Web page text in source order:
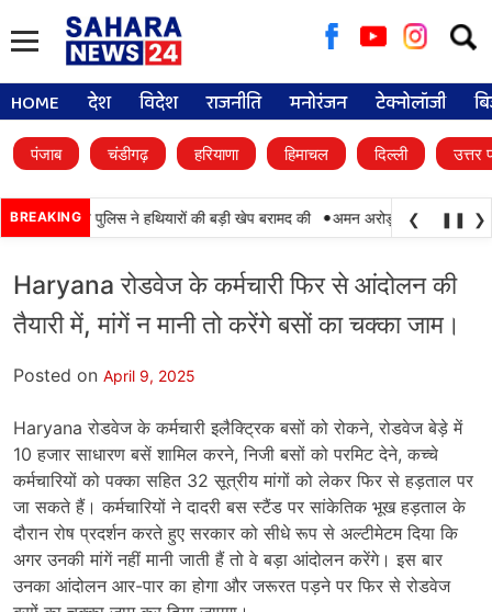
for:
HOME देश विदेश राजनीति मनोरंजन टेक्नोलॉजी
पंजाब चंडीगढ़ हरियाणा हिमाचल दिल्ली उत्तर
BREAKING
और पंजाब पुलिस ने हथियारों की बड़ी खेप बरामद की • अमन अरोड़ा ने शाहकोट हलके में
❮ ❚❚ ❯
Haryana रोडवेज के कर्मचारी फिर से आंदोलन की
तैयारी में, मांगें न मानी तो करेंगे बसों का चक्का जाम।
Posted on April 9, 2025
Haryana रोडवेज के कर्मचारी इलैक्ट्रिक बसों को रोकने, रोडवेज बेड़े में
10 हजार साधारण बसें शामिल करने, निजी बसों को परमिट देने, कच्चे
कर्मचारियों को पक्का सहित 32 सूत्रीय मांगों को लेकर फिर से हड़ताल पर
जा सकते हैं। कर्मचारियों ने दादरी बस स्टैंड पर सांकेतिक भूख हड़ताल के
दौरान रोष प्रदर्शन करते हुए सरकार को सीधे रूप से अल्टीमेटम दिया कि
अगर उनकी मांगें नहीं मानी जाती हैं तो वे बड़ा आंदोलन करेंगे। इस बार
उनका आंदोलन आर-पार का होगा और जरूरत पड़ने पर फिर से रोडवेज